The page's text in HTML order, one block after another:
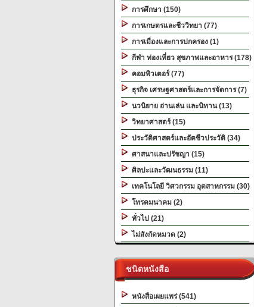
การศึกษา (150)
การเกษตรและชีววิทยา (77)
การเมืองและการปกครอง (1)
กีฬา ท่องเที่ยว สุขภาพและอาหาร (178)
คอมพิวเตอร์ (77)
ธุรกิจ เศรษฐศาสตร์และการจัดการ (7)
นวนิยาย อ่านเล่น และนิทาน (13)
วิทยาศาสตร์ (15)
ประวัติศาสตร์และอัตชีวประวัติ (34)
ศาสนาและปรัชญา (15)
ศิลปะและวัฒนธรรม (11)
เทคโนโลยี วิศวกรรม อุตสาหกรรม (30)
โทรคมนาคม (2)
ทั่วไป (21)
ไม่สังกัดหมวด (2)
ชนิดหนังสือ
หนังสือเผยแพร่ (541)